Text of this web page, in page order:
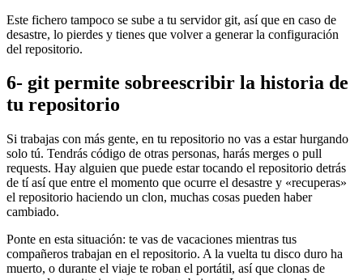
Este fichero tampoco se sube a tu servidor git, así que en caso de
desastre, lo pierdes y tienes que volver a generar la configuración
del repositorio.
6- git permite sobreescribir la historia de
tu repositorio
Si trabajas con más gente, en tu repositorio no vas a estar hurgando
solo tú. Tendrás código de otras personas, harás merges o pull
requests. Hay alguien que puede estar tocando el repositorio detrás
de tí así que entre el momento que ocurre el desastre y «recuperas»
el repositorio haciendo un clon, muchas cosas pueden haber
cambiado.
Ponte en esta situación: te vas de vacaciones mientras tus
compañeros trabajan en el repositorio. A la vuelta tu disco duro ha
muerto, o durante el viaje te roban el portátil, así que clonas de